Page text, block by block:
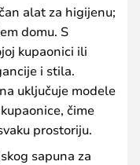
alat za higijenu;
domu. S
kupaonici ili
i stila.
uključuje modele
čime
prostoriju.
sapuna za